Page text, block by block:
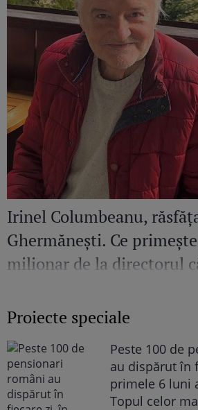
Irinel Columbeanu,
Ghermănești. Ce
milionar de la directorul
Proiecte speciale
Peste 100 de
au dispărut în
primele 6 luni
Topul celor